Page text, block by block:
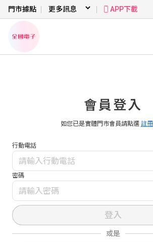
門市據點 APP下載
會員登入
如您已是實體門市會員請點選 註
行動電話
密碼
登入
或是